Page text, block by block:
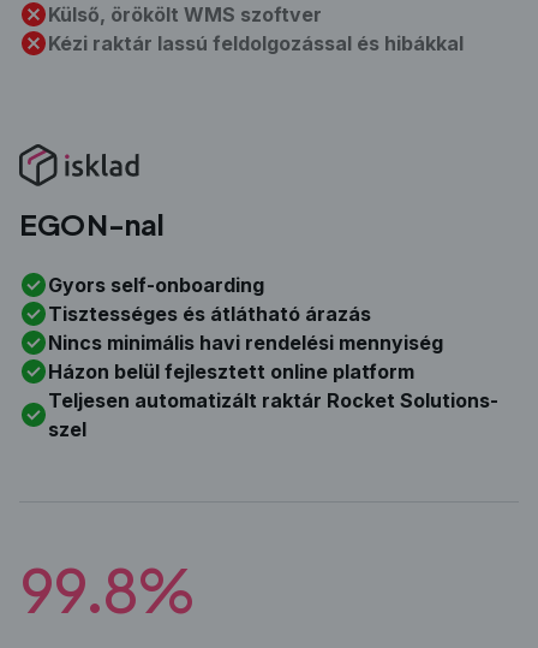
Külső, örökölt WMS szoftver
Kézi raktár lassú feldolgozással és hibákkal
EGON-nal
Gyors self-onboarding
Tisztességes és átlátható árazás
Nincs minimális havi rendelési mennyiség
Házon belül fejlesztett online platform
Teljesen automatizált raktár Rocket Solutions-
szel
99.8%